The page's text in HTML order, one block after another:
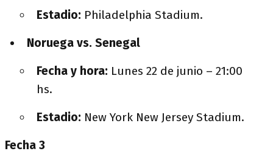
Estadio: Philadelphia Stadium.
Noruega vs. Senegal
Fecha y hora: Lunes 22 de junio – 21:00
hs.
Estadio: New York New Jersey Stadium.
Fecha 3